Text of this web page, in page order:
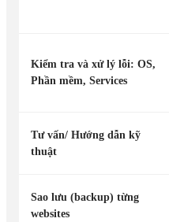
Kiểm tra và xử lý lỗi: OS,
Phần mềm, Services
Tư vấn/ Hướng dẫn kỹ
thuật
Sao lưu (backup) từng
websites